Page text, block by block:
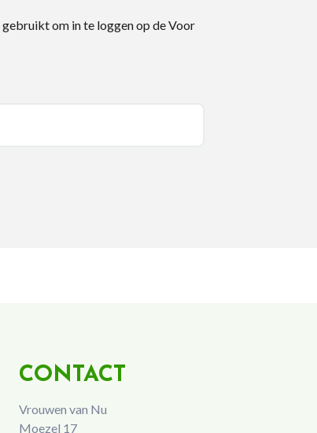
om in te loggen op de Voor
CONTACT
Vrouwen van Nu
Moezel 17